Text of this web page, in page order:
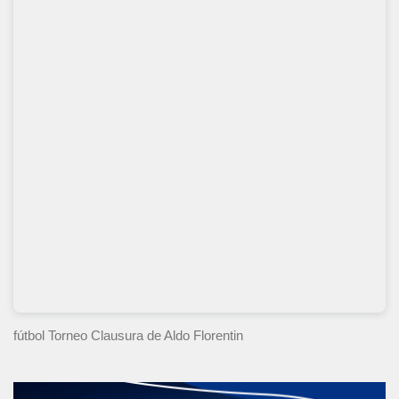
fútbol Torneo Clausura de Aldo Florentin